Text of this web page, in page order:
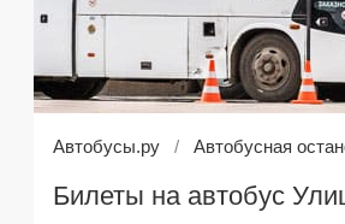
Автобусы.ру Автобусная
Билеты на автобус